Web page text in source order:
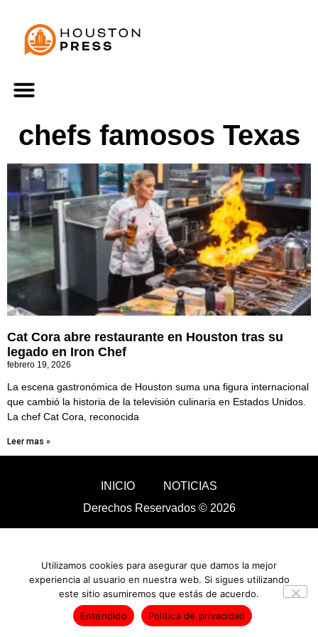
chefs famosos Texas
Cat Cora abre restaurante en Houston tras su
legado en Iron Chef
febrero 19, 2026
La escena gastronómica de Houston suma una figura internacional
que cambió la historia de la televisión culinaria en Estados Unidos.
La chef Cat Cora, reconocida
Leer mas »
INICIO
NOTICIAS
Derechos Reservados © 2026
Utilizamos cookies para asegurar que damos la mejor
experiencia al usuario en nuestra web. Si sigues utilizando
este sitio asumiremos que estás de acuerdo.
Entendido
Política de privacidad